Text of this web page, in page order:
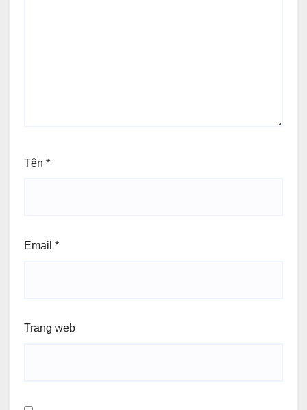
Tên *
Email *
Trang web